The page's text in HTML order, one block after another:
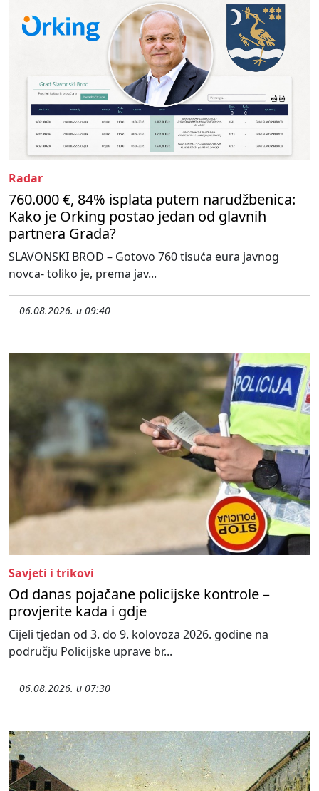
Radar
760.000 €, 84% isplata putem narudžbenica:
Kako je Orking postao jedan od glavnih
partnera Grada?
SLAVONSKI BROD – Gotovo 760 tisuća eura javnog
novca- toliko je, prema jav...
06.08.2026. u 09:40
Savjeti i trikovi
Od danas pojačane policijske kontrole –
provjerite kada i gdje
Cijeli tjedan od 3. do 9. kolovoza 2026. godine na
području Policijske uprave br...
06.08.2026. u 07:30